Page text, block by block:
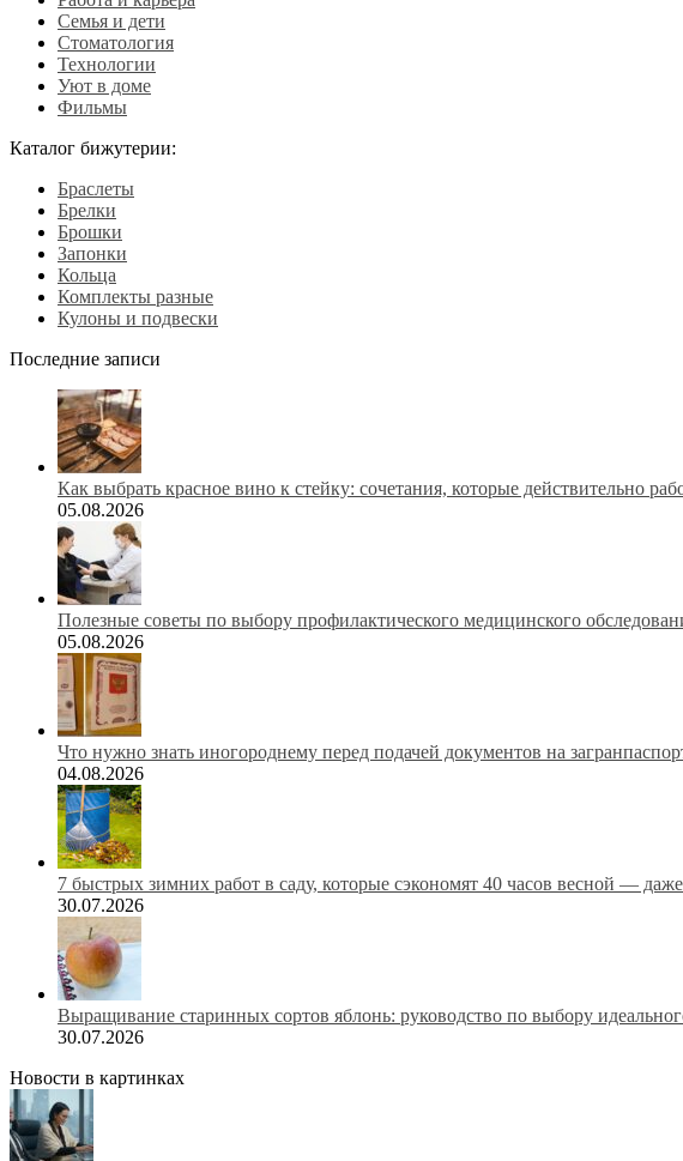
Семья и дети
Стоматология
Технологии
Уют в доме
Фильмы
Каталог бижутерии:
Браслеты
Брелки
Брошки
Запонки
Кольца
Комплекты разные
Кулоны и подвески
Последние записи
Как выбрать красное вино к стейку: сочетания, которые действительно
05.08.2026
Полезные советы по выбору профилактического медицинского
05.08.2026
Что нужно знать иногороднему перед подачей документов на
04.08.2026
7 быстрых зимних работ в саду, которые сэкономят 40 часов весной —
30.07.2026
Выращивание старинных сортов яблонь: руководство по выбору
30.07.2026
Новости в картинках